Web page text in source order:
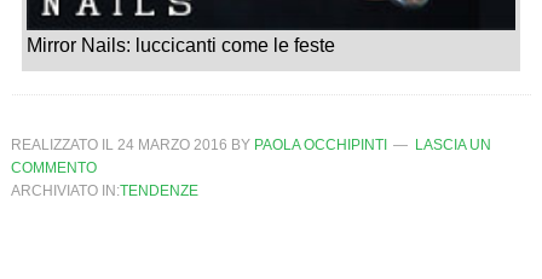
Mirror Nails: luccicanti come le feste
REALIZZATO IL 24 MARZO 2016 BY PAOLA OCCHIPINTI
LASCIA UN
COMMENTO
ARCHIVIATO IN:TENDENZE